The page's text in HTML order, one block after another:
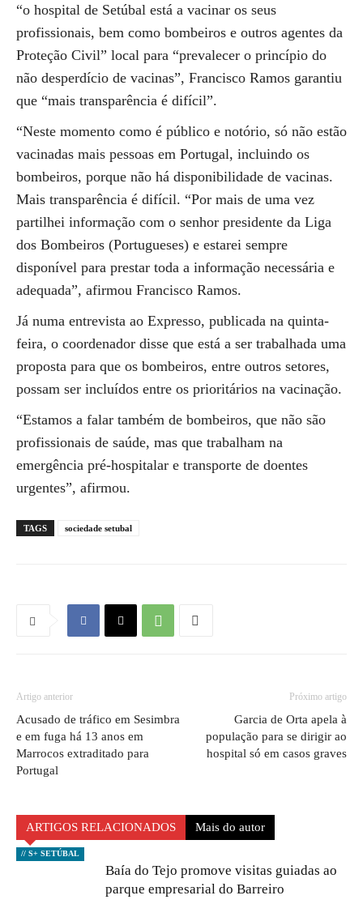
“o hospital de Setúbal está a vacinar os seus
profissionais, bem como bombeiros e outros agentes da
Proteção Civil” local para “prevalecer o princípio do
não desperdício de vacinas”, Francisco Ramos garantiu
que “mais transparência é difícil”.
“Neste momento como é público e notório, só não estão
vacinadas mais pessoas em Portugal, incluindo os
bombeiros, porque não há disponibilidade de vacinas.
Mais transparência é difícil. “Por mais de uma vez
partilhei informação com o senhor presidente da Liga
dos Bombeiros (Portugueses) e estarei sempre
disponível para prestar toda a informação necessária e
adequada”, afirmou Francisco Ramos.
Já numa entrevista ao Expresso, publicada na quinta-
feira, o coordenador disse que está a ser trabalhada uma
proposta para que os bombeiros, entre outros setores,
possam ser incluídos entre os prioritários na vacinação.
“Estamos a falar também de bombeiros, que não são
profissionais de saúde, mas que trabalham na
emergência pré-hospitalar e transporte de doentes
urgentes”, afirmou.
TAGS sociedade setubal
Artigo anterior
Acusado de tráfico em Sesimbra
e em fuga há 13 anos em
Marrocos extraditado para
Portugal
Próximo artigo
Garcia de Orta apela à
população para se dirigir ao
hospital só em casos graves
ARTIGOS RELACIONADOS Mais do autor
// S+ SETÚBAL
Baía do Tejo promove visitas guiadas ao
parque empresarial do Barreiro